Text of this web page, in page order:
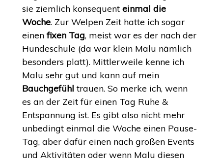
sie ziemlich konsequent einmal die
Woche. Zur Welpen Zeit hatte ich sogar
einenfixen Tag, meist war es der nach der
Hundeschule (da war klein Malu nämlich
besonders platt). Mittlerweile kenne ich
Malu sehr gut und kann auf mein
Bauchgefühl trauen. So merke ich, wenn
es an der Zeit für einen Tag Ruhe &
Entspannung ist. Es gibt also nicht mehr
unbedingt einmal die Woche einen Pause-
Tag, aber dafür einen nach großen Events
und Aktivitäten oder wenn Malu diesen